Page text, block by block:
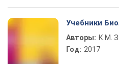
Учебники
Авторы: К.М.
Год: 2017